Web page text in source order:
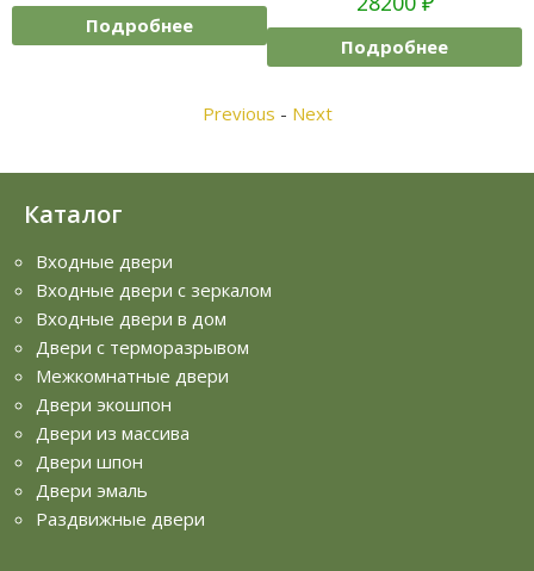
Подробнее
Подробнее
Previous - Next
Каталог
Входные двери
Входные двери с зеркалом
Входные двери в дом
Двери с терморазрывом
Межкомнатные двери
Двери экошпон
Двери из массива
Двери шпон
Двери эмаль
Раздвижные двери